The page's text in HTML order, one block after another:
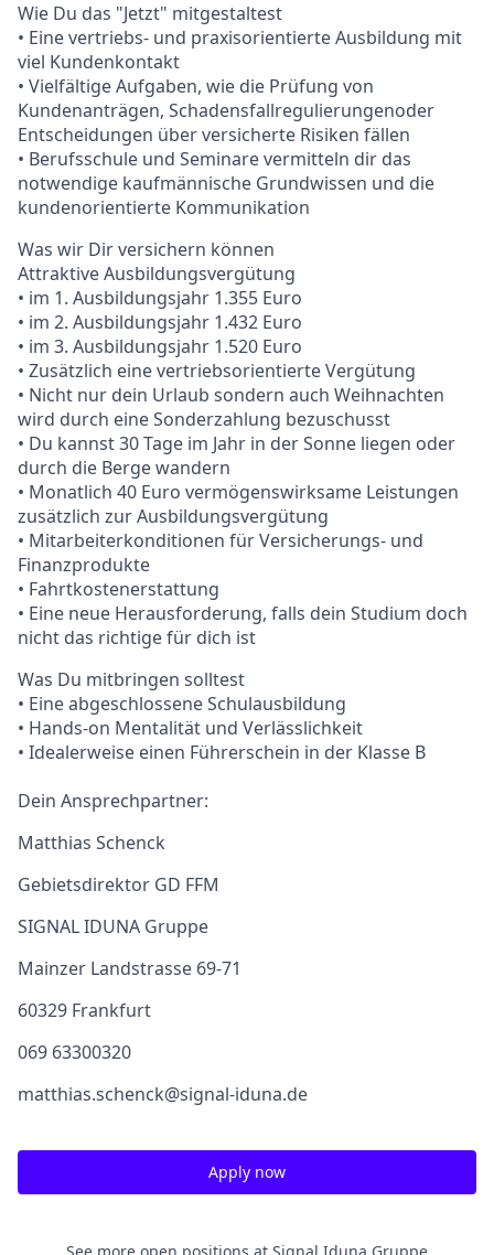
Wie Du das "Jetzt" mitgestaltest
• Eine vertriebs- und praxisorientierte Ausbildung mit
viel Kundenkontakt
• Vielfältige Aufgaben, wie die Prüfung von
Kundenanträgen, Schadensfallregulierungenoder
Entscheidungen über versicherte Risiken fällen
• Berufsschule und Seminare vermitteln dir das
notwendige kaufmännische Grundwissen und die
kundenorientierte Kommunikation
Was wir Dir versichern können
Attraktive Ausbildungsvergütung
• im 1. Ausbildungsjahr 1.355 Euro
• im 2. Ausbildungsjahr 1.432 Euro
• im 3. Ausbildungsjahr 1.520 Euro
• Zusätzlich eine vertriebsorientierte Vergütung
• Nicht nur dein Urlaub sondern auch Weihnachten
wird durch eine Sonderzahlung bezuschusst
• Du kannst 30 Tage im Jahr in der Sonne liegen oder
durch die Berge wandern
• Monatlich 40 Euro vermögenswirksame Leistungen
zusätzlich zur Ausbildungsvergütung
• Mitarbeiterkonditionen für Versicherungs- und
Finanzprodukte
• Fahrtkostenerstattung
• Eine neue Herausforderung, falls dein Studium doch
nicht das richtige für dich ist
Was Du mitbringen solltest
• Eine abgeschlossene Schulausbildung
• Hands-on Mentalität und Verlässlichkeit
• Idealerweise einen Führerschein in der Klasse B
Dein Ansprechpartner:
Matthias Schenck
Gebietsdirektor GD FFM
SIGNAL IDUNA Gruppe
Mainzer Landstrasse 69-71
60329 Frankfurt
069 63300320
matthias.schenck@signal-iduna.de
Apply now